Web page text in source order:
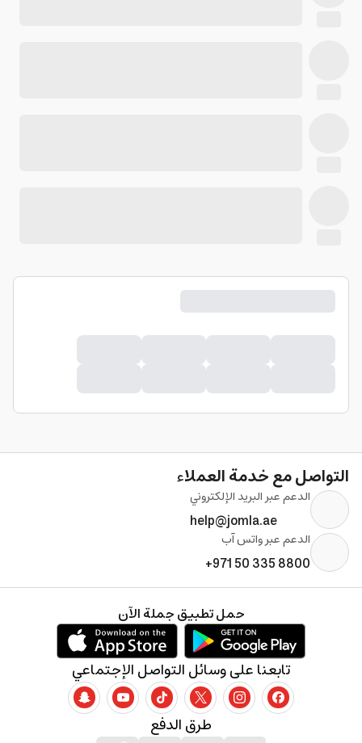
التواصل مع خدمة العملاء
الدعم عبر البريد الإلكتروني
help@jomla.ae
الدعم عبر واتس آب
+971 50 335 8800
طرق الدفع
تابعنا على وسائل التواصل الإجتماعي
حمل تطبيق جملة الآن